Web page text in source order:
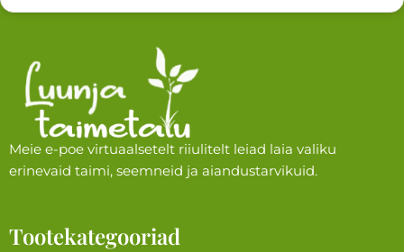
Meie e-poe virtuaalsetelt riiulitelt leiad laia valiku
erinevaid taimi, seemneid ja aiandustarvikuid.
Tootekategooriad